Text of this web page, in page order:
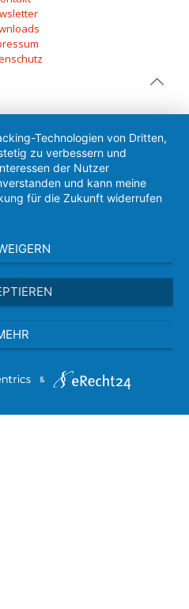
Technologien von Dritten,
zu verbessern und
der Nutzer
und kann meine
für die Zukunft widerrufen
&